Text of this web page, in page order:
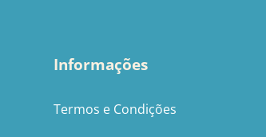
Informações
Termos e Condições